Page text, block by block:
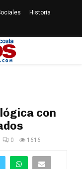
Historia
con
0 1616